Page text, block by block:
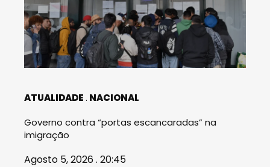
ATUALIDADE NACIONAL
Governo contra “portas escancaradas” na
imigração
Agosto 5, 2026 . 20:45